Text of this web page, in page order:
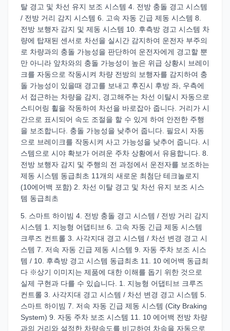
탈 경고 및 차선 유지 보조 시스템 4. 전방 충돌 경고 시스템
/ 전방 거리 감지 시스템 6. 고속 자동 긴급 제동 시스템 8.
전방 보행자 감지 및 제동 시스템 10. 후측방 경고 시스템 차
량에 탑재된 센서로 차선을 실시간 감지하여 운전자 부주의
로 차량과의 충돌 가능성을 판단하여 운전자에게 경고할 뿐
만 아니라 앞차와의 충돌 가능성이 높은 위급 상황시 브레이
크를 자동으로 작동시켜 차량 전방의 보행자를 감지하여 충
돌 가능성이 있을때 경고를 보내고 후진시 후방 좌, 우측에
서 접근하는 차량을 감지, 경고해주는 차선 이탈시 자동으로
스티어링 휠을 작동하여 차선을 바로잡아 줍니다. 거리가 시
간으로 표시되어 속도 조절을 할 수 있게 하여 안전한 주행
을 보조합니다. 충돌 가능성을 낮추어 줍니다. 필요시 자동
으로 브레이크를 작동시켜 사고 가능성을 낮추어 줍니다. 시
스템으로 시야 확보가 어려운 주차 상황에서 유용합니다. 8.
전방 보행자 감지 및 주행의 전 과정에서 운전자를 보조하는
제동 시스템 동급최초 11개의 새로운 최첨단 테크놀로지
(10에어백 포함) 2. 차선 이탈 경고 및 차선 유지 보조 시스
템 동급최초
5. 스마트 하이빔 4. 전방 충돌 경고 시스템 / 전방 거리 감지
시스템 1. 지능형 어댑티브 6. 고속 자동 긴급 제동 시스템
크루즈 컨트롤 3. 사각지대 경고 시스템 / 차선 변경 경고 시
스템 7. 저속 자동 긴급 제동 시스템 9. 자동 주차 보조 시스
템 / 10. 후측방 경고 시스템 동급최초 11. 10 에어백 동급최
다 ※상기 이미지는 제품에 대한 이해를 돕기 위한 것으로
실제 구현과 다를 수 있습니다. 1. 지능형 어댑티브 크루즈
컨트롤 3. 사각지대 경고 시스템 / 차선 변경 경고 시스템 5.
스마트 하이빔 7. 저속 자동 긴급 제동 시스템 (City Braking
System) 9. 자동 주차 보조 시스템 11. 10 에어백 전방 차량
과의 거리와 설정한 차량속도를 비교하여 차속을 자동으로